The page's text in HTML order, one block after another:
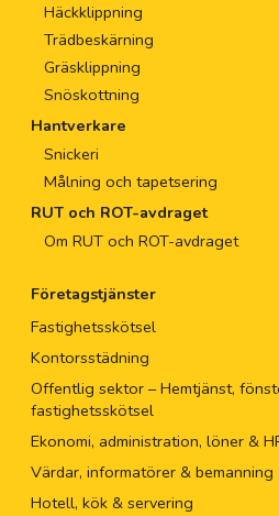
Häckklippning
Trädbeskärning
Gräsklippning
Snöskottning
Hantverkare
Snickeri
Målning och tapetsering
RUT och ROT-avdraget
Om RUT och ROT-avdraget
Företagstjänster
Fastighetsskötsel
Kontorsstädning
Offentlig sektor – Hemtjänst,
fastighetsskötsel
Ekonomi, administration, löner &
Värdar, informatörer & bemanning
Hotell, kök & servering